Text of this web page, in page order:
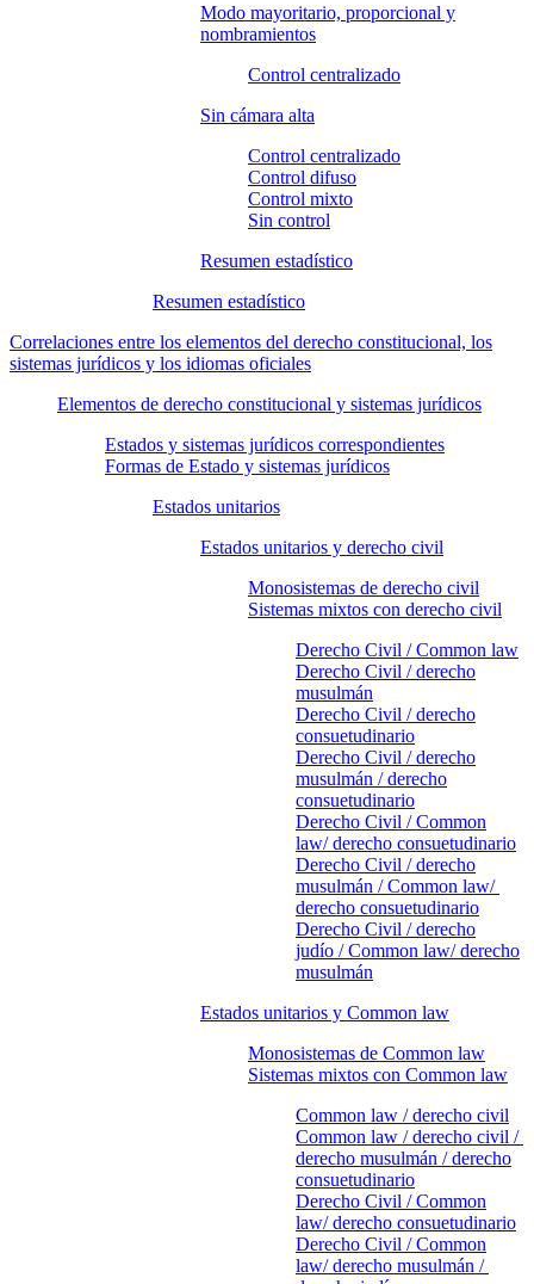
Modo mayoritario, proporcional y
nombramientos
Control centralizado
Sin cámara alta
Control centralizado
Control difuso
Control mixto
Sin control
Resumen estadístico
Resumen estadístico
Correlaciones entre los elementos del derecho constitucional, los
sistemas jurídicos y los idiomas oficiales
Elementos de derecho constitucional y sistemas jurídicos
Estados y sistemas jurídicos correspondientes
Formas de Estado y sistemas jurídicos
Estados unitarios
Estados unitarios y derecho civil
Monosistemas de derecho civil
Sistemas mixtos con derecho civil
Derecho Civil / Common law
Derecho Civil / derecho
musulmán
Derecho Civil / derecho
consuetudinario
Derecho Civil / derecho
musulmán / derecho
consuetudinario
Derecho Civil / Common
law/ derecho consuetudinario
Derecho Civil / derecho
musulmán / Common law/
derecho consuetudinario
Derecho Civil / derecho
judío / Common law/ derecho
musulmán
Estados unitarios y Common law
Monosistemas de Common law
Sistemas mixtos con Common law
Common law / derecho civil
Common law / derecho civil /
derecho musulmán / derecho
consuetudinario
Derecho Civil / Common
law/ derecho consuetudinario
Derecho Civil / Common
law/ derecho musulmán /